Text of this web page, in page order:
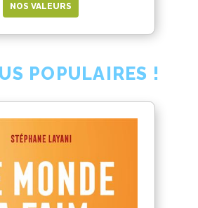
NOS VALEURS
POPULAIRES !